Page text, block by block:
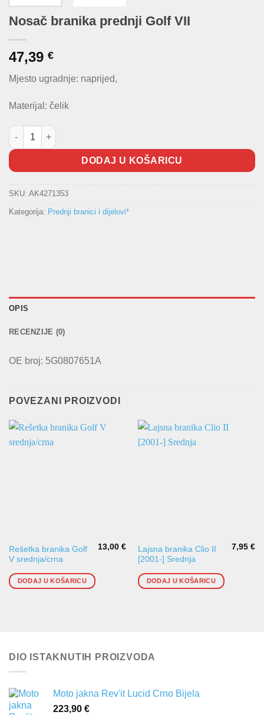
Nosač branika prednji Golf VII
47,39 €
Mjesto ugradnje: naprijed,
Materijal: čelik
Nosač branika prednji Golf VII količina
DODAJ U KOŠARICU
SKU: AK4271353
Kategorija: Prednji branici i dijelovi*
OPIS
RECENZIJE (0)
OE broj: 5G0807651A
POVEZANI PROIZVODI
Rešetka branika Golf
V srednja/crna
13,00€
DODAJ U KOŠARICU
Lajsna branika Clio II
[2001-] Srednja
7,95€
DODAJ U KOŠARICU
DIO ISTAKNUTIH PROIZVODA
Moto jakna Rev'it Lucid Crno Bijela
223,90 €